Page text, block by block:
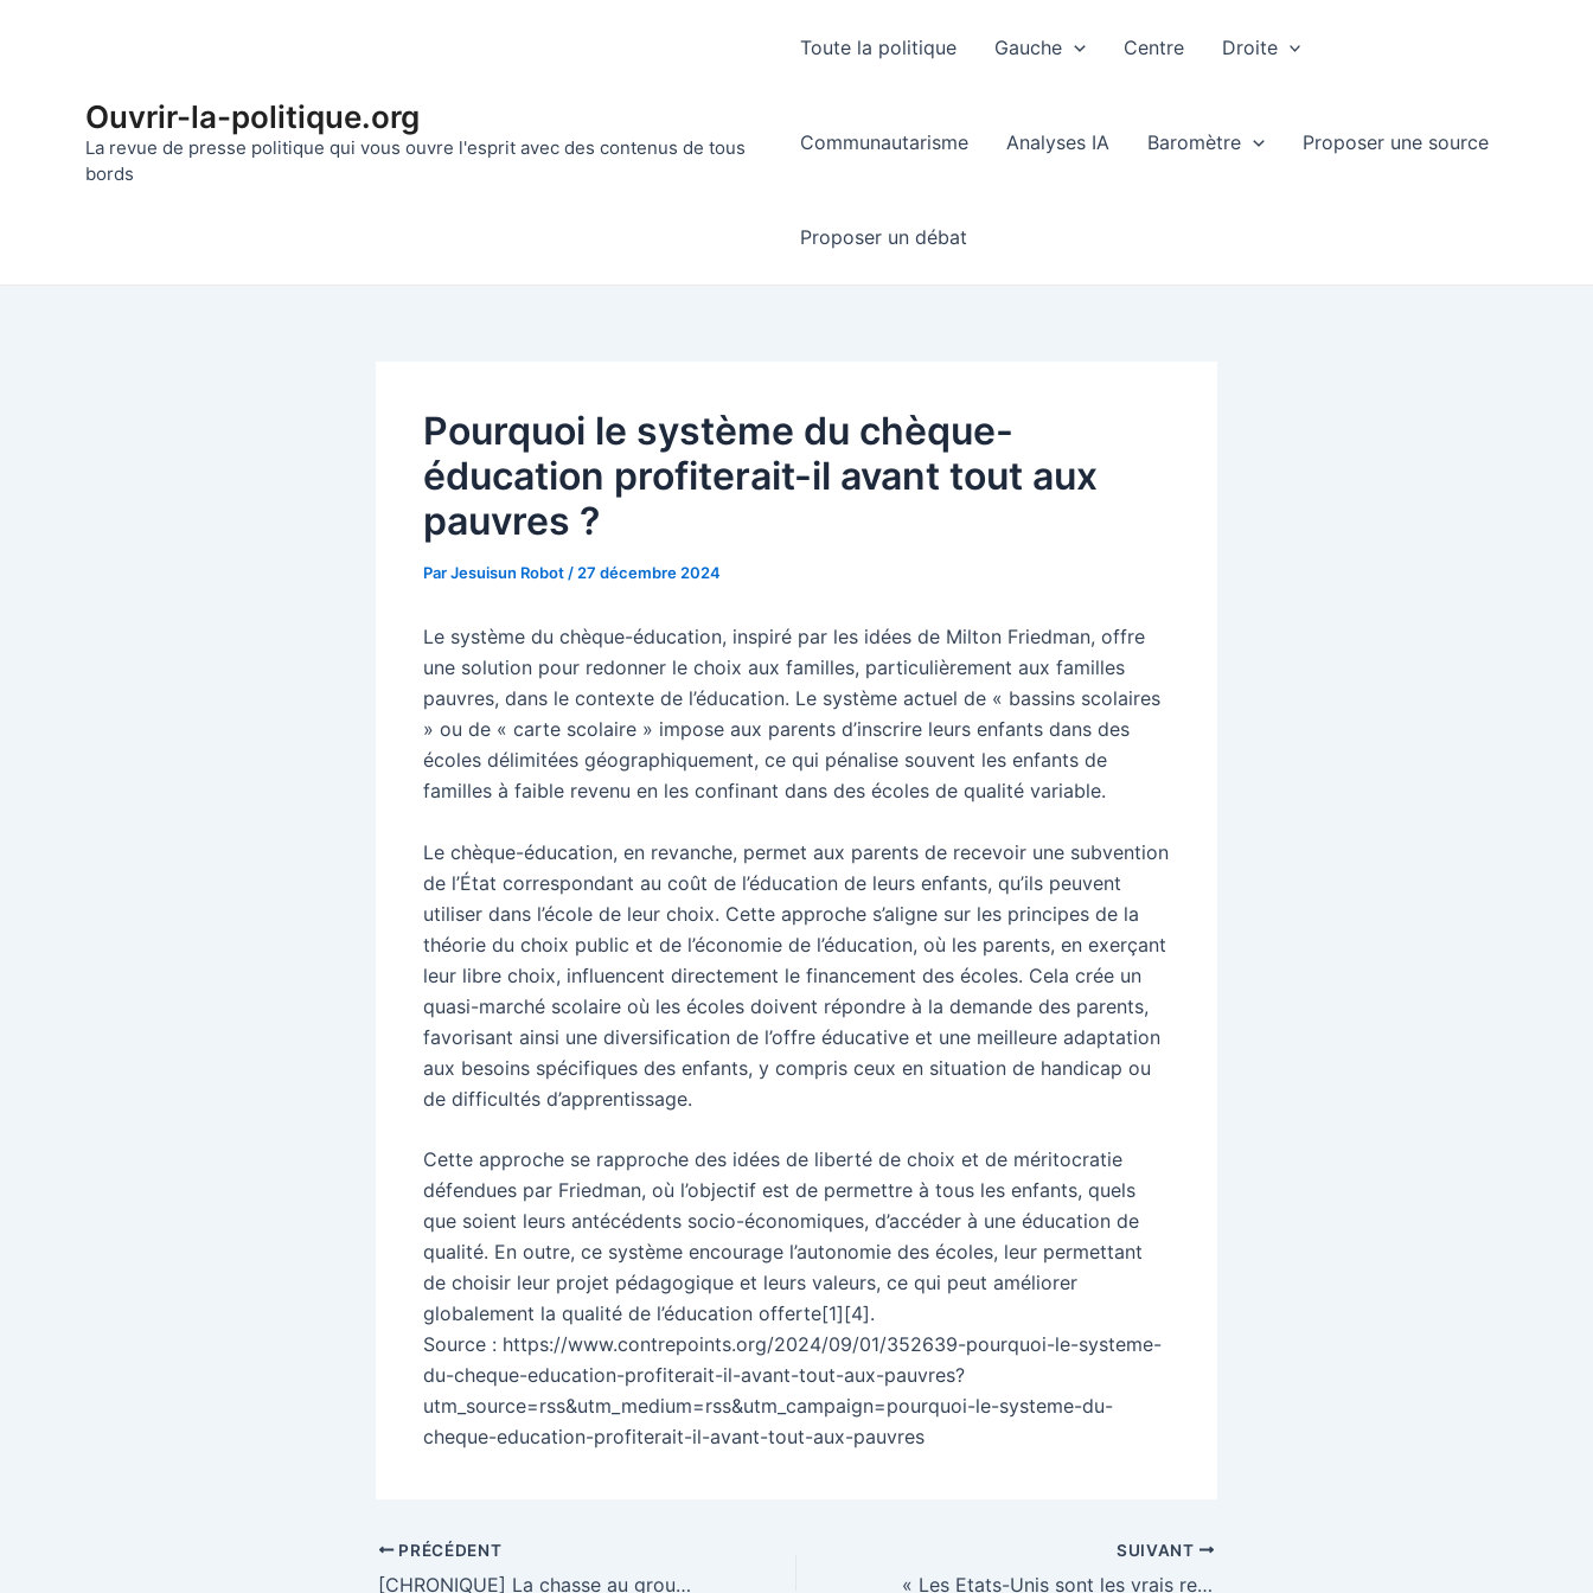
Ouvrir-la-politique.org
La revue de presse politique qui vous ouvre l'esprit avec des contenus de tous
bords
Toute la politique Gauche Centre Droite
Communautarisme Analyses IA Baromètre Proposer une source
Proposer un débat
Pourquoi le système du chèque-
éducation profiterait-il avant tout aux
pauvres ?
ParJesuisun Robot / 27 décembre 2024
Le système du chèque-éducation, inspiré par les idées de Milton Friedman, offre
une solution pour redonner le choix aux familles, particulièrement aux familles
pauvres, dans le contexte de l’éducation. Le système actuel de « bassins scolaires
» ou de « carte scolaire » impose aux parents d’inscrire leurs enfants dans des
écoles délimitées géographiquement, ce qui pénalise souvent les enfants de
familles à faible revenu en les confinant dans des écoles de qualité variable.
Le chèque-éducation, en revanche, permet aux parents de recevoir une subvention
de l’État correspondant au coût de l’éducation de leurs enfants, qu’ils peuvent
utiliser dans l’école de leur choix. Cette approche s’aligne sur les principes de la
théorie du choix public et de l’économie de l’éducation, où les parents, en exerçant
leur libre choix, influencent directement le financement des écoles. Cela crée un
quasi-marché scolaire où les écoles doivent répondre à la demande des parents,
favorisant ainsi une diversification de l’offre éducative et une meilleure adaptation
aux besoins spécifiques des enfants, y compris ceux en situation de handicap ou
de difficultés d’apprentissage.
Cette approche se rapproche des idées de liberté de choix et de méritocratie
défendues par Friedman, où l’objectif est de permettre à tous les enfants, quels
que soient leurs antécédents socio-économiques, d’accéder à une éducation de
qualité. En outre, ce système encourage l’autonomie des écoles, leur permettant
de choisir leur projet pédagogique et leurs valeurs, ce qui peut améliorer
globalement la qualité de l’éducation offerte[1][4].
Source : https://www.contrepoints.org/2024/09/01/352639-pourquoi-le-systeme-
du-cheque-education-profiterait-il-avant-tout-aux-pauvres?
utm_source=rss&utm_medium=rss&utm_campaign=pourquoi-le-systeme-du-
cheque-education-profiterait-il-avant-tout-aux-pauvres
Navigation
des
PRÉCÉDENT
[CHRONIQUE] La chasse au groupe Bolloré est ouverte toute l’année
SUIVANT
« Les Etats-Unis sont les vrais responsables de la guerre d’Ukraine »